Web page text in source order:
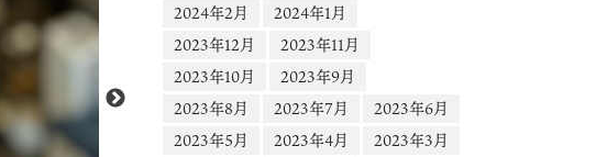
動
レ
Media error: Format(s) not supported or source(s) not found
1.cdninstagram.com/o1/v/t16/f2/m69/
c8mLyc7i0ZaNO6TyuGoTe0_agX5kysPMpcCv3sA4?
2024年2月
2024年1月
2023年12月
2023年11月
2023年10月
2023年9月
2023年8月
2023年7月
2023年6月
2023年5月
2023年4月
2023年3月